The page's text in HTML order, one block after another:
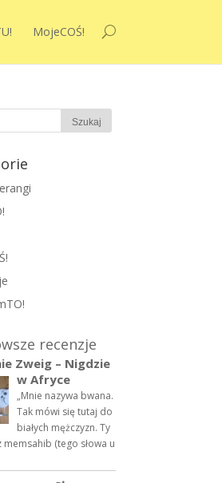
MojeCOŚ!
recenzje
Zweig – Nigdzie
w Afryce
„Mnie nazywa bwana.
Tak mówi się tutaj do
białych mężczyzn. Ty
memsahib (tego słowa u